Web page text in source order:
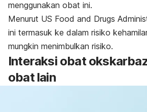
menggunakan obat ini.
Menurut US Food and Drugs
ini termasuk ke dalam risiko
mungkin menimbulkan risiko.
Interaksi obat
obat lain